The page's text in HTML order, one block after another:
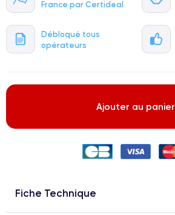
France par Certideal
Débloqué tous
opérateurs
Ajouter au panier
Fiche Technique